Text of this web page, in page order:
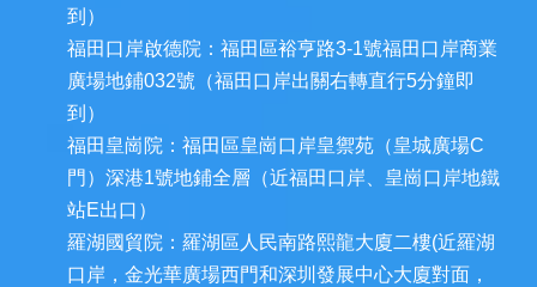
到）
福田口岸啟德院：福田區裕亨路3-1號福田口岸商業
廣場地鋪032號（福田口岸出關右轉直行5分鐘即
到）
福田皇崗院：福田區皇崗口岸皇禦苑（皇城廣場C
門）深港1號地鋪全層（近福田口岸、皇崗口岸地鐵
站E出口）
羅湖國貿院：羅湖區人民南路熙龍大廈二樓(近羅湖
口岸，金光華廣場西門和深圳發展中心大廈對面，